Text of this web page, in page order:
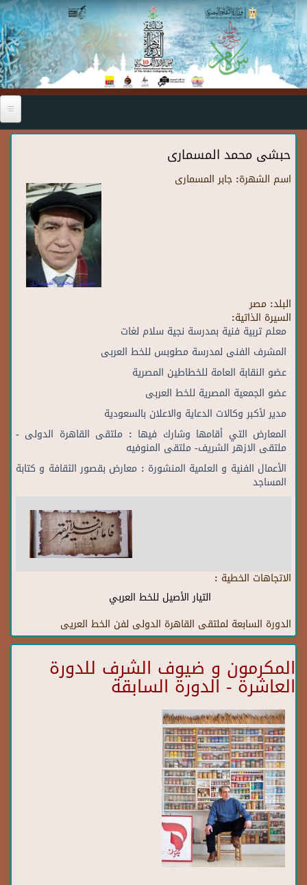
Skip to main content
حبشى محمد المسمارى
اسم الشهرة: جابر المسمارى
البلد: مصر
السيرة الذاتية:
معلم تربية فنية بمدرسة نجية سلام لغات
المشرف الفنى لمدرسة مطوبس للخط العربى
عضو النقابة العامة للخطاطين المصرية
عضو الجمعية المصرية للخط العربى
مدير لأكبر وكالات الدعاية والاعلان بالسعودية
المعارض التي أقامها وشارك فيها : ملتقى القاهرة الدولى -
ملتقى الازهر الشريف- ملتقى المنوفيه
الأعمال الفنية و العلمية المنشورة : معارض بقصور الثقافة و كتابة
المساجد
الاتجاهات الخطية :
التيار الأصيل للخط العربي
الدورة السابعة لملتقى القاهرة الدولى لفن الخط العريى
المكرمون و ضيوف الشرف للدورة
العاشرة - الدورة السابقة